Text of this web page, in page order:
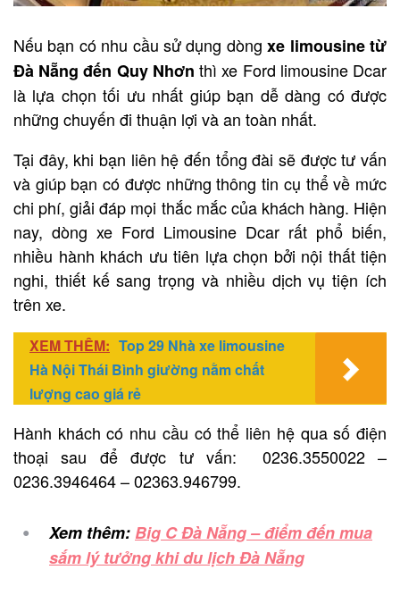
Nếu bạn có nhu cầu sử dụng dòngxe limousine từ
Đà Nẵng đến Quy Nhơn thì xe Ford limousine Dcar
là lựa chọn tối ưu nhất giúp bạn dễ dàng có được
những chuyến đi thuận lợi và an toàn nhất.
Tại đây, khi bạn liên hệ đến tổng đài sẽ được tư vấn
và giúp bạn có được những thông tin cụ thể về mức
chi phí, giải đáp mọi thắc mắc của khách hàng. Hiện
nay, dòng xe Ford Limousine Dcar rất phổ biến,
nhiều hành khách ưu tiên lựa chọn bởi nội thất tiện
nghi, thiết kế sang trọng và nhiều dịch vụ tiện ích
trên xe.
XEM THÊM: Top 29 Nhà xe limousine
Hà Nội Thái Bình giường nằm chất
lượng cao giá rẻ
Hành khách có nhu cầu có thể liên hệ qua số điện
thoại sau để được tư vấn: 0236.3550022 –
0236.3946464 – 02363.946799.
Xem thêm: Big C Đà Nẵng – điểm đến mua
sắm lý tưởng khi du lịch Đà Nẵng